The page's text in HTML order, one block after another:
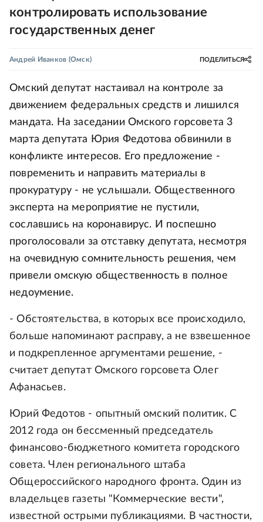
контролировать использование
государственных денег
Андрей Иванков (Омск) ПОДЕЛИТЬСЯ
Омский депутат настаивал на контроле за
движением федеральных средств и лишился
мандата. На заседании Омского горсовета 3
марта депутата Юрия Федотова обвинили в
конфликте интересов. Его предложение -
повременить и направить материалы в
прокуратуру - не услышали. Общественного
эксперта на мероприятие не пустили,
сославшись на коронавирус. И поспешно
проголосовали за отставку депутата, несмотря
на очевидную сомнительность решения, чем
привели омскую общественность в полное
недоумение.
- Обстоятельства, в которых все происходило,
больше напоминают расправу, а не взвешенное
и подкрепленное аргументами решение, -
считает депутат Омского горсовета Олег
Афанасьев.
Юрий Федотов - опытный омский политик. С
2012 года он бессменный председатель
финансово-бюджетного комитета городского
совета. Член регионального штаба
Общероссийского народного фронта. Один из
владельцев газеты "Коммерческие вести",
известной острыми публикациями. В частности,